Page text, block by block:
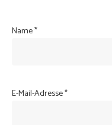
Name*
E-Mail-Adresse*